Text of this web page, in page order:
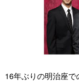
16年ぶりの明治座